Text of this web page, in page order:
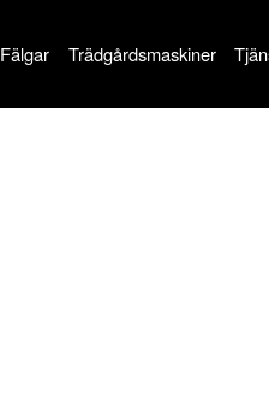
Fälgar Trädgårdsmaskiner